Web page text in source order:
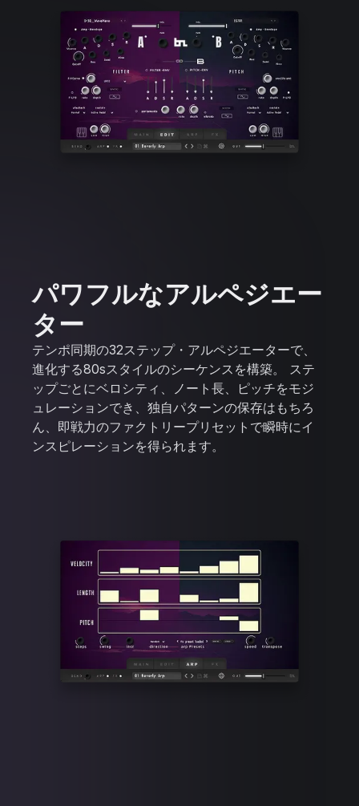
パワフルなアルペジエー
ター
テンポ同期の32ステップ・アルペジエーターで、
進化する80sスタイルのシーケンスを構築。 ステ
ップごとにベロシティ、ノート長、ピッチをモジ
ュレーションでき、独自パターンの保存はもちろ
ん、即戦力のファクトリープリセットで瞬時にイ
ンスピレーションを得られます。